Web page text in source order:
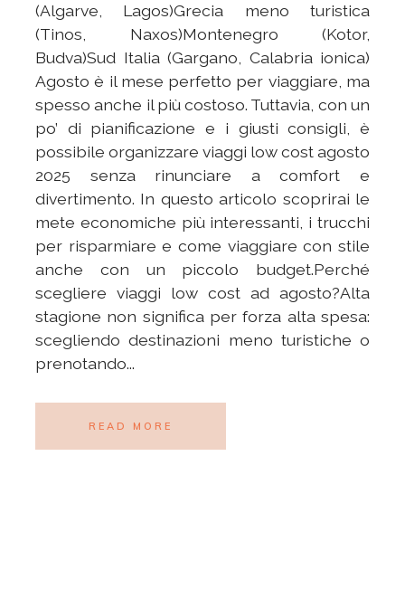
(Algarve, Lagos)Grecia meno turistica
(Tinos, Naxos)Montenegro (Kotor,
Budva)Sud Italia (Gargano, Calabria ionica)
Agosto è il mese perfetto per viaggiare, ma
spesso anche il più costoso. Tuttavia, con un
po’ di pianificazione e i giusti consigli, è
possibile organizzare viaggi low cost agosto
2025 senza rinunciare a comfort e
divertimento. In questo articolo scoprirai le
mete economiche più interessanti, i trucchi
per risparmiare e come viaggiare con stile
anche con un piccolo budget.Perché
scegliere viaggi low cost ad agosto?Alta
stagione non significa per forza alta spesa:
scegliendo destinazioni meno turistiche o
prenotando...
READ MORE